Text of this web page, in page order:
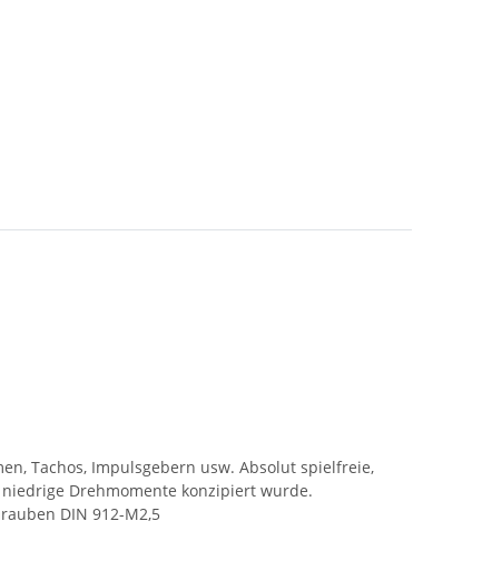
Tachos, Impulsgebern usw. Absolut spielfreie,
Drehmomente konzipiert wurde.
DIN 912-M2,5